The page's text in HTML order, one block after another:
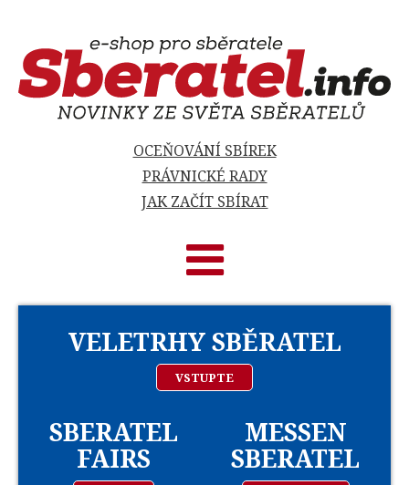
OCEŇOVÁNÍ SBÍREK
PRÁVNICKÉ RADY
JAK ZAČÍT SBÍRAT
VELETRHY SBĚRATEL
VSTUPTE
SBERATEL
FAIRS
MESSEN
SBERATEL